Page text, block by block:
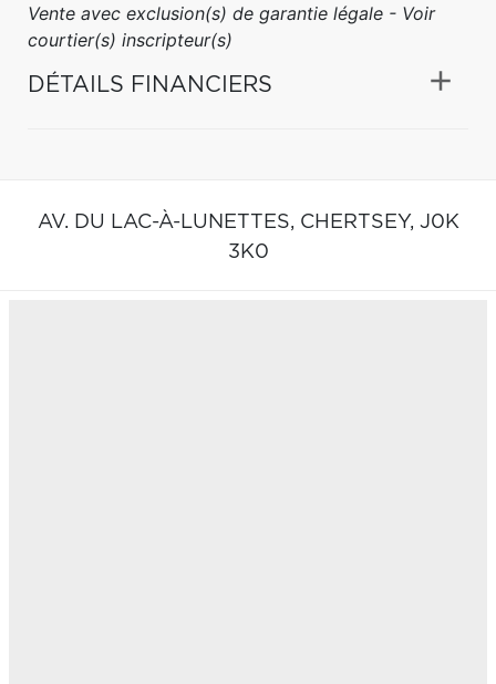
Vente avec exclusion(s) de garantie légale - Voir
courtier(s) inscripteur(s)
DÉTAILS FINANCIERS
AV. DU LAC-À-LUNETTES, CHERTSEY, J0K
3K0